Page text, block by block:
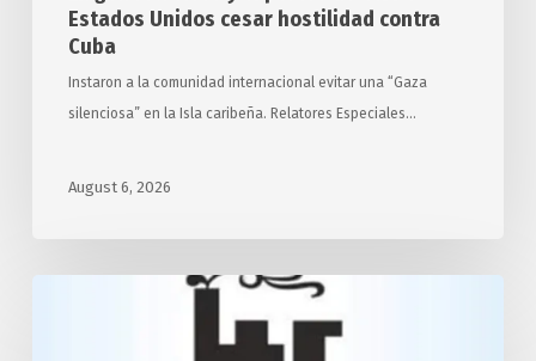
Estados Unidos cesar hostilidad contra
Cuba
Instaron a la comunidad internacional evitar una “Gaza
silenciosa” en la Isla caribeña. Relatores Especiales…
August 6, 2026